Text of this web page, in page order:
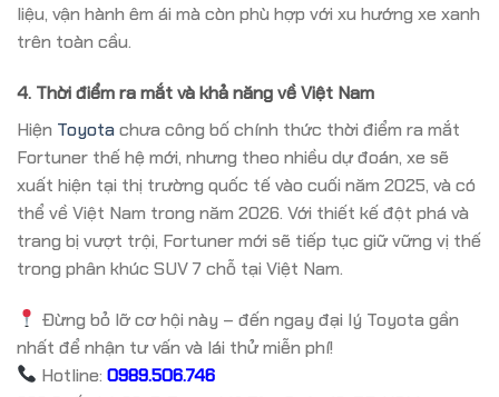
liệu, vận hành êm ái mà còn phù hợp với xu hướng xe xanh
trên toàn cầu.
4. Thời điểm ra mắt và khả năng về Việt Nam
Hiện Toyotachưa công bố chính thức thời điểm ra mắt
Fortuner thế hệ mới, nhưng theo nhiều dự đoán, xe sẽ
xuất hiện tại thị trường quốc tế vào cuối năm 2025, và có
thể về Việt Nam trong năm 2026. Với thiết kế đột phá và
trang bị vượt trội, Fortuner mới sẽ tiếp tục giữ vững vị thế
trong phân khúc SUV 7 chỗ tại Việt Nam.
Đừng bỏ lỡ cơ hội này – đến ngay đại lý Toyota gần
nhất để nhận tư vấn và lái thử miễn phí!
Hotline:0989.506.746